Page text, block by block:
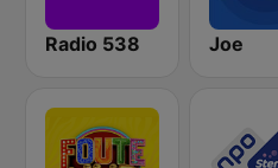
Radio 538 Joe